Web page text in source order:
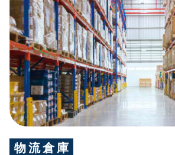
物流倉庫